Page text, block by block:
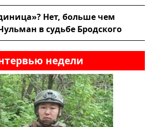
Нет, больше чем
в судьбе Бродского
недели